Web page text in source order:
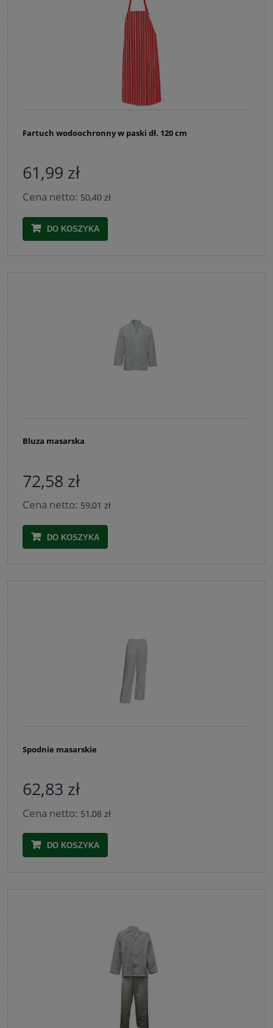
Fartuch wodoochronny w paski dł. 120 cm
61,99 zł
Cena netto: 50,40 zł
DO KOSZYKA
Bluza masarska
72,58 zł
Cena netto: 59,01 zł
DO KOSZYKA
Spodnie masarskie
62,83 zł
Cena netto: 51,08 zł
DO KOSZYKA